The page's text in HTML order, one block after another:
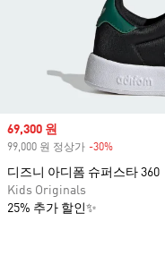
Sale price
69,300 원
99,000 원 정상가 -30%
디즈니 아디폼 슈퍼스타 360
Kids Originals
25% 추가 할인✨